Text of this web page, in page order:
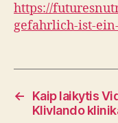
https://
gefahrlich-ist-
←
Kaip laikytis
Klivlando